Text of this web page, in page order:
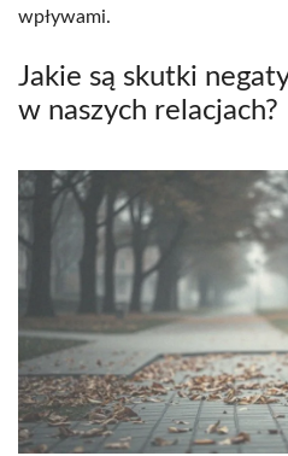
wpływami.
Jakie są skutki
w naszych relacjach?